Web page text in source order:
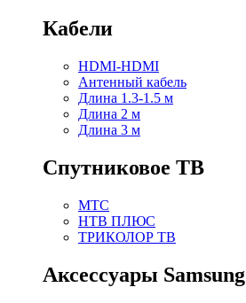
Кабели
HDMI-HDMI
Антенный кабель
Длина 1.3-1.5 м
Длина 2 м
Длина 3 м
Спутниковое ТВ
МТС
НТВ ПЛЮС
ТРИКОЛОР ТВ
Аксессуары Samsung